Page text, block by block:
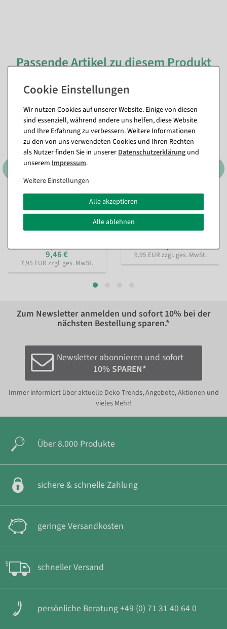
Passende Artikel zu diesem Produkt
%
LED Wachskerzen rund 10
cm Ø, Farbe: rot
11,84 €
9,46 €
7,95 EUR zzgl. ges. MwSt.
Lampion aus Papier 30 cm
Ø, Farbe: gelb
11,84 €
9,95 EUR zzgl. ges. MwSt.
Zum Newsletter anmelden und sofort 10% bei der
nächsten Bestellung sparen.*
Newsletter abonnieren und sofort
10% SPAREN*
Immer informiert über aktuelle Deko-Trends, Angebote, Aktionen und
vieles Mehr!
Über 8.000 Produkte
sichere & schnelle Zahlung
geringe Versandkosten
schneller Versand
persönliche Beratung +49 (0) 71 31 40 64 0
Wir nutzen Cookies auf unserer Website. Einige von diesen
sind essenziell, während andere uns helfen, diese Website
und Ihre Erfahrung zu verbessern. Weitere Informationen
zu den von uns verwendeten Cookies und Ihren Rechten
als Nutzer finden Sie in unsererDaten­schutz­erklärung und
unserem Impressum.
Weitere Einstellungen
Alle akzeptieren
Alle ablehnen